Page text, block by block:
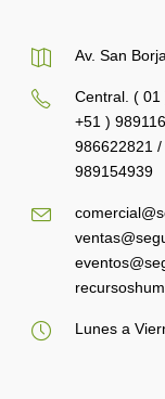
Av. San
Central. (
+51 )
986622821
989154939
Lunes a